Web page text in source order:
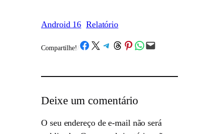
Android 16 Relatório
Compartilhe! /Share on Facebook
Share on X Share on Telegram
Share on Threads
Share on Pinterest
Share on WhatsApp
Email this Page
Deixe um comentário
O seu endereço de e-mail não será